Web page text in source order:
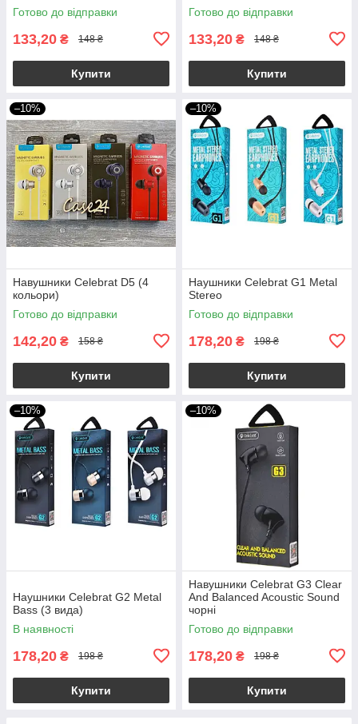
Готово до відправки
133,20 ₴ 148 ₴
Купити
Готово до відправки
133,20 ₴ 148 ₴
Купити
–10%
Навушники Celebrat D5 (4
кольори)
Готово до відправки
142,20 ₴ 158 ₴
Купити
–10%
Наушники Celebrat G1 Metal
Stereo
Готово до відправки
178,20 ₴ 198 ₴
Купити
–10%
Наушники Celebrat G2 Metal
Bass (3 вида)
В наявності
178,20 ₴ 198 ₴
Купити
–10%
Навушники Celebrat G3 Clear
And Balanced Acoustic Sound
чорні
Готово до відправки
178,20 ₴ 198 ₴
Купити